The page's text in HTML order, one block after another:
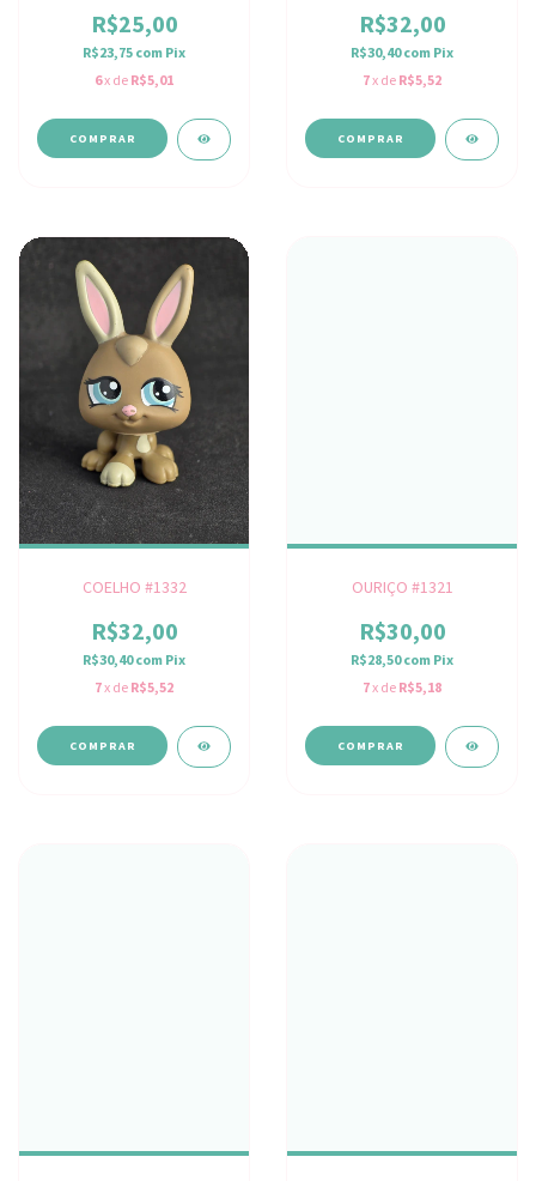
R$25,00
R$23,75 com Pix
6x de R$5,01
R$32,00
R$30,40com Pix
7x de R$5,52
COELHO #1332
R$32,00
R$30,40com Pix
7x de R$5,52
OURIÇO #1321
R$30,00
R$28,50com Pix
7x de R$5,18